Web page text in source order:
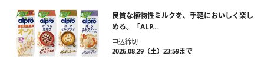
良質な植物性ミルクを、手軽においしく楽し
める。「ALP...
申込締切
2026.08.29（土）23:59まで